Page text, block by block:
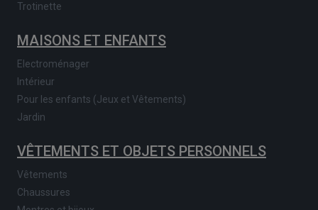
Trotinette
MAISONS ET ENFANTS
Electroménager
Intérieur
Pour les enfants (Jeux et Vêtements)
Jardin
VÊTEMENTS ET OBJETS PERSONNELS
Vêtements
Chaussures